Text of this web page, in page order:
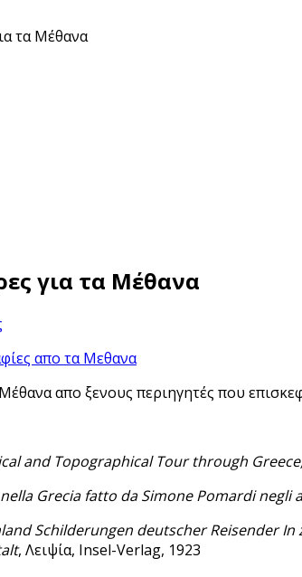
τα Μέθανα
για τα Μέθανα
απο τα Μεθανα
απο ξενους περιηγητές που
and Topographical Tour through
Grecia fatto da Simone Pomardi
Schilderungen deutscher Reisender
, Λειψία, Insel-Verlag, 1923